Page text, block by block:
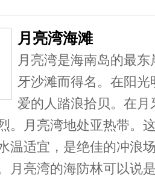
月亮湾海滩
月亮湾是海南岛的最
牙沙滩而得名。在阳
爱的人踏浪拾贝。在
。月亮湾地处亚热带。
温适宜，是绝佳的冲浪
月亮湾的海防林可以说